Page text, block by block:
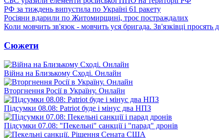
РФ за тиждень випустила по Україні 61 ракету
Росіяни вдарили по Житомирщині, троє постраждалих
Коли мовчить зв'язок - мовчить уся бригада. Зв'язківці просять
Сюжети
Війна на Близькому Сході. Онлайн
Вторгнення Росії в Україну. Онлайн
Підсумки 08.08: Patriot буде і мінус два НПЗ
Підсумки 07.08: "Пекельні" санкції і "парад" дронів